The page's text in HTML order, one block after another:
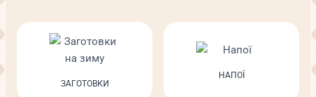
ЗАГОТОВКИ
НАПОЇ